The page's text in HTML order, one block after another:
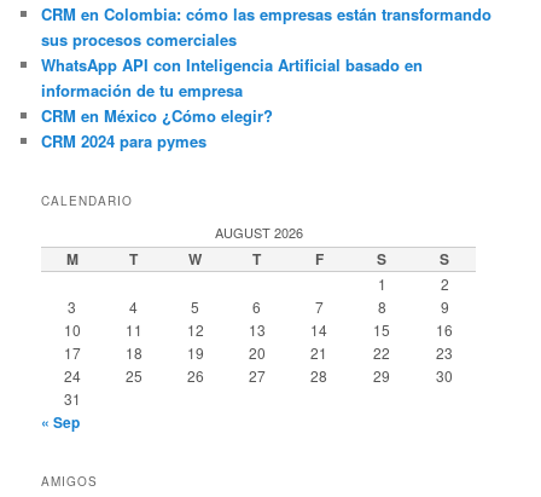
CRM en Colombia: cómo las empresas están transformando
sus procesos comerciales
WhatsApp API con Inteligencia Artificial basado en
información de tu empresa
CRM en México ¿Cómo elegir?
CRM 2024 para pymes
CALENDARIO
AUGUST 2026
M T W T F S S
1
2
3
4 5 6 7 8
9
10
11 12 13 14 15
16
17
18 19 20 21 22
23
24
25 26 27 28 29
30
31
« Sep
AMIGOS